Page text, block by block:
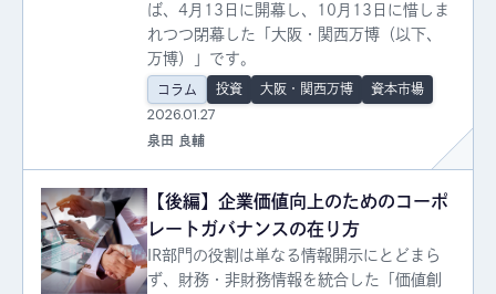
ば、4月13日に開幕し、10月13日に惜しま
れつつ閉幕した「大阪・関西万博（以下、
万博）」です。
コラム 投資 大阪・関西万博 資本市場
2026.01.27
泉田 良輔
【後編】企業価値向上のためのコーポ
レートガバナンスの在り方
IR部門の役割は単なる情報開示にとどまら
ず、財務・非財務情報を統合した「価値創